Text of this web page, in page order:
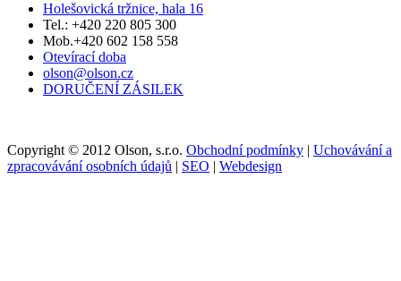
Holešovická tržnice, hala 16
Tel.: +420 220 805 300
Mob.+420 602 158 558
Otevírací doba
olson@olson.cz
DORUČENÍ ZÁSILEK
Copyright © 2012 Olson, s.r.o. Obchodní podmínky | Uchovávání a
zpracovávání osobních údajů | SEO | Webdesign